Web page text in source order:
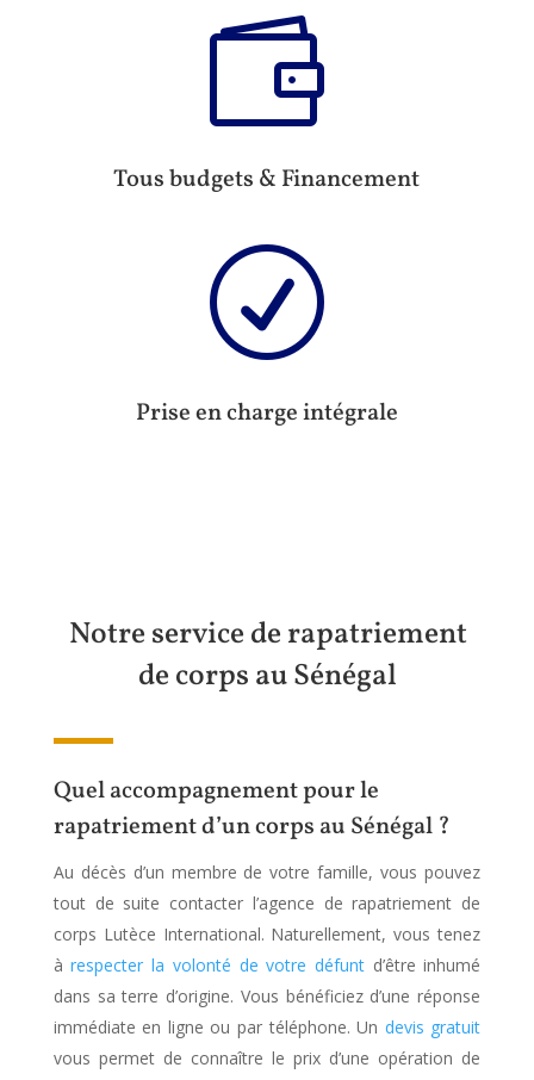

Tous budgets & Financement
R
Prise en charge intégrale
Notre service de rapatriement
de corps au Sénégal
Quel accompagnement pour le
rapatriement d’un corps au Sénégal ?
Au décès d’un membre de votre famille, vous pouvez
tout de suite contacter l’agence de rapatriement de
corps Lutèce International. Naturellement, vous tenez
àrespecter la volonté de votre défuntd’être inhumé
dans sa terre d’origine. Vous bénéficiez d’une réponse
immédiate en ligne ou par téléphone. Un devis gratuit
vous permet de connaître le prix d’une opération de